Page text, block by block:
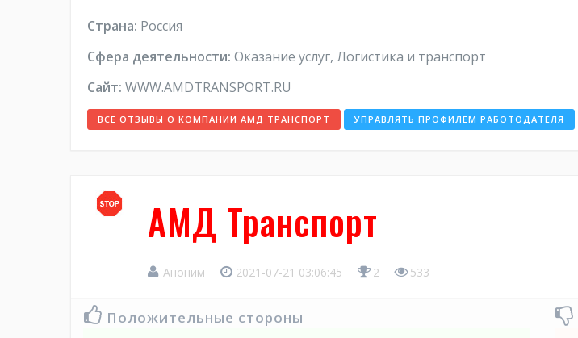
Страна: Россия
Сфера деятельности: Оказание услуг, Логистика и транспорт
Сайт: WWW.AMDTRANSPORT.RU
ВСЕ ОТЗЫВЫ О КОМПАНИИ АМД ТРАНСПОРТ УПРАВЛЯТЬ ПРОФИЛЕМ РАБОТОДАТЕЛЯ
АМД Транспорт
Аноним 2021-07-21 03:06:45 2 533
Положительные стороны